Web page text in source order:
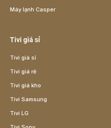
Máy lạnh Casper
Tivi giá sỉ
Tivi giá sỉ
Tivi giá rẻ
Tivi giá kho
Tivi Samsung
Tivi LG